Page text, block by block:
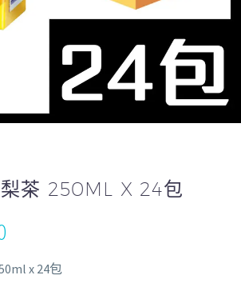
茶 250ML X 24包
x 24包